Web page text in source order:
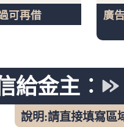
可再借 廣
給金主︰
說明:請直接填寫區